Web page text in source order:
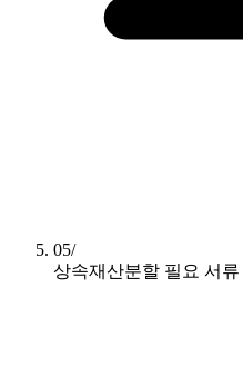
05/
상속재산분할 필요 서류